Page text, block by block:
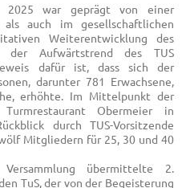
2025 war geprägt von einer
auch im gesellschaftlichen
Weiterentwicklung des
der Aufwärtstrend des TUS
dafür ist, dass sich der
darunter 781 Erwachsene,
erhöhte. Im Mittelpunkt der
Turmrestaurant Obermeier in
durch TUS-Vorsitzende
Mitgliedern für 25, 30 und 40
übermittelte 2.
TuS, der von der Begeisterung